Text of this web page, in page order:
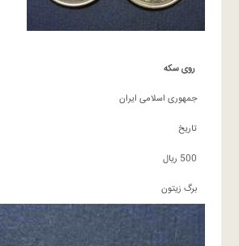
روی سکه
جمهوری اسلامی ایران
تاریخ
500 ریال
برگ زیتون